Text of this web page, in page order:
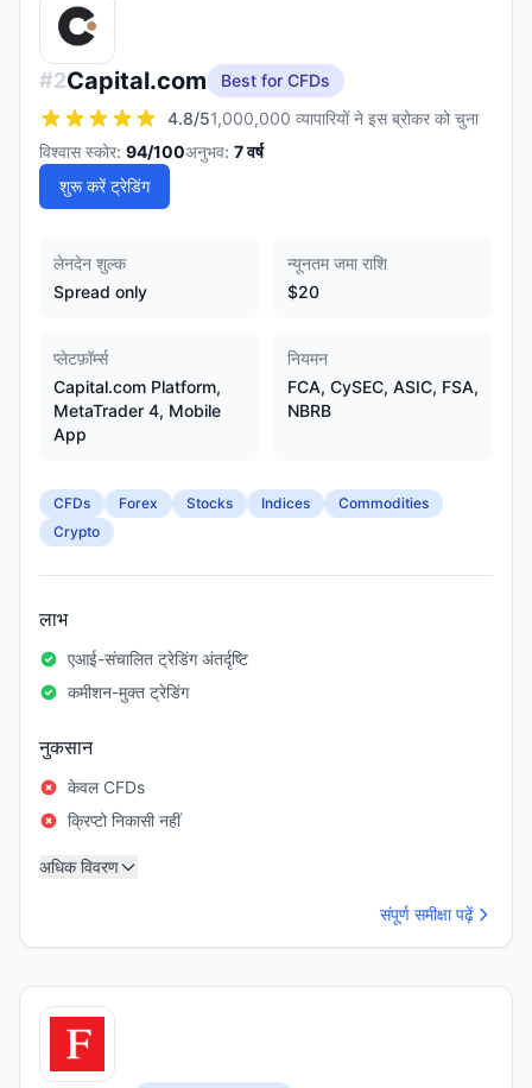
#2Capital.com
Best for CFDs
4.8/51,000,000 व्यापारियों ने इस ब्रोकर को चुना
विश्वास स्कोर: 94/100अनुभव: 7वर्ष
शुरू करें ट्रेडिंग
लेनदेन शुल्क
Spread only
न्यूनतम जमा राशि
$20
प्लेटफ़ॉर्म्स
Capital.com Platform,
MetaTrader 4, Mobile
App
नियमन
FCA, CySEC, ASIC, FSA,
NBRB
CFDs Forex Stocks Indices
Commodities
Crypto
लाभ
एआई-संचालित ट्रेडिंग अंतर्दृष्टि
कमीशन-मुक्त ट्रेडिंग
नुकसान
केवल CFDs
क्रिप्टो निकासी नहीं
अधिक विवरण
संपूर्ण समीक्षा पढ़ें